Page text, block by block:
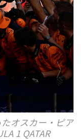
ァン）の声援を
ーリのシャル